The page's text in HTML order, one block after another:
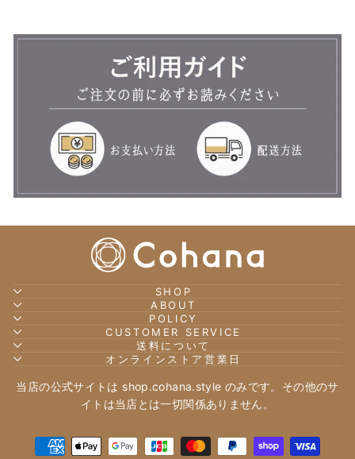
SHOP
ABOUT
POLICY
CUSTOMER SERVICE
送料について
オンラインストア営業日
当店の公式サイトは shop.cohana.style のみです。その他のサ
イトは当店とは一切関係ありません。